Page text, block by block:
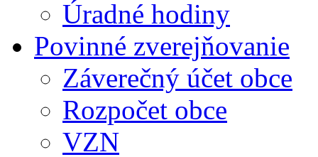
Úradné hodiny
Povinné zverejňovanie
Záverečný účet obce
Rozpočet obce
VZN